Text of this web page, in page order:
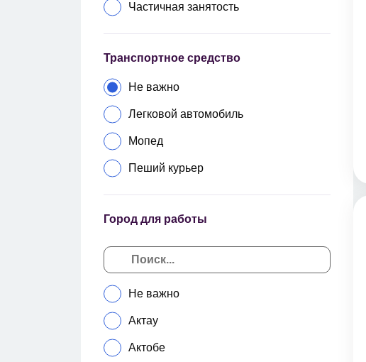
Частичная занятость
Транспортное средство
Не важно
Легковой автомобиль
Мопед
Пеший курьер
Город для работы
Не важно
Актау
Актобе